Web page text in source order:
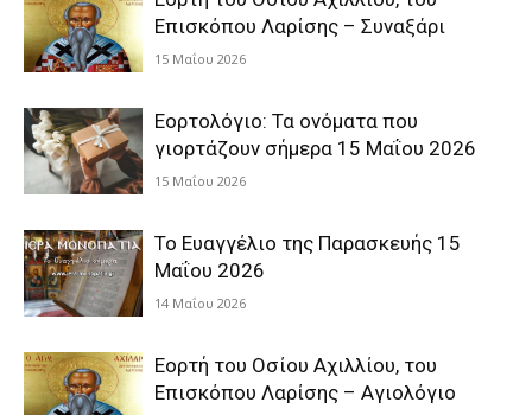
Επισκόπου Λαρίσης – Συναξάρι
15 Μαΐου 2026
Εορτολόγιο: Τα ονόματα που
γιορτάζουν σήμερα 15 Μαΐου 2026
15 Μαΐου 2026
Το Ευαγγέλιο της Παρασκευής 15
Μαΐου 2026
14 Μαΐου 2026
Εορτή του Οσίου Αχιλλίου, του
Επισκόπου Λαρίσης – Αγιολόγιο